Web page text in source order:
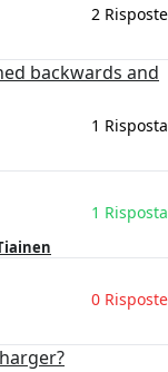
2 Risposte
backwards and
1 Risposta
1 Risposta
0 Risposte